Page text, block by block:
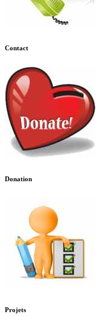
Contact
Donation
Projets